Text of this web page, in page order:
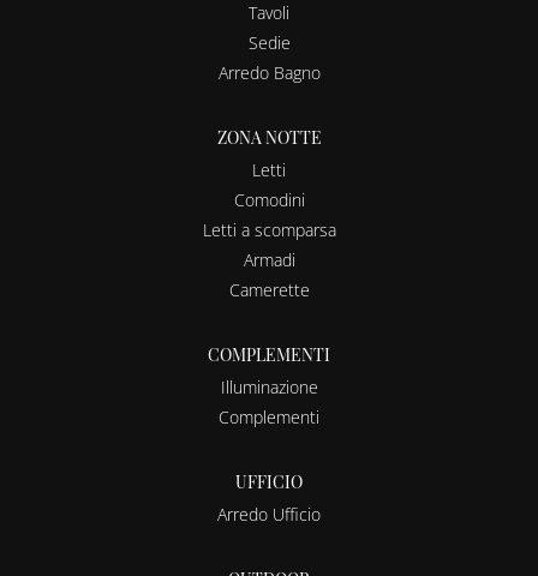
Tavoli
Sedie
Arredo Bagno
ZONA NOTTE
Letti
Comodini
Letti a scomparsa
Armadi
Camerette
COMPLEMENTI
Illuminazione
Complementi
UFFICIO
Arredo Ufficio